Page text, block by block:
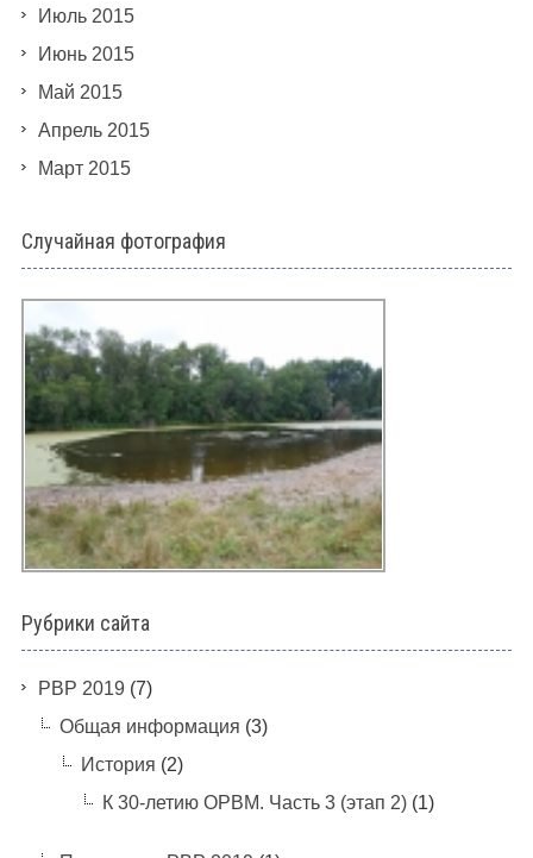
Июль 2015
Июнь 2015
Май 2015
Апрель 2015
Март 2015
Случайная фотография
Рубрики сайта
PBP 2019 (7)
Общая информация (3)
История (2)
К 30-летию ОРВМ. Часть 3 (этап 2)(1)